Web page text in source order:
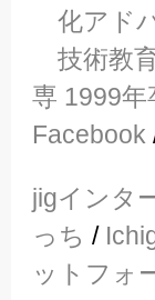
化アド
技術教
専 1999年
Facebook
jigインタ
っち /
ットフォ